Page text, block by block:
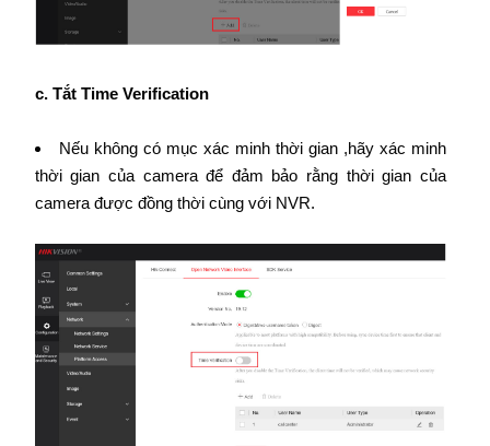
c. Tắt Time Verification
Nếu không có mục xác minh thời gian ,hãy xác minh
thời gian của camera để đảm bảo rằng thời gian của
camera được đồng thời cùng với NVR.